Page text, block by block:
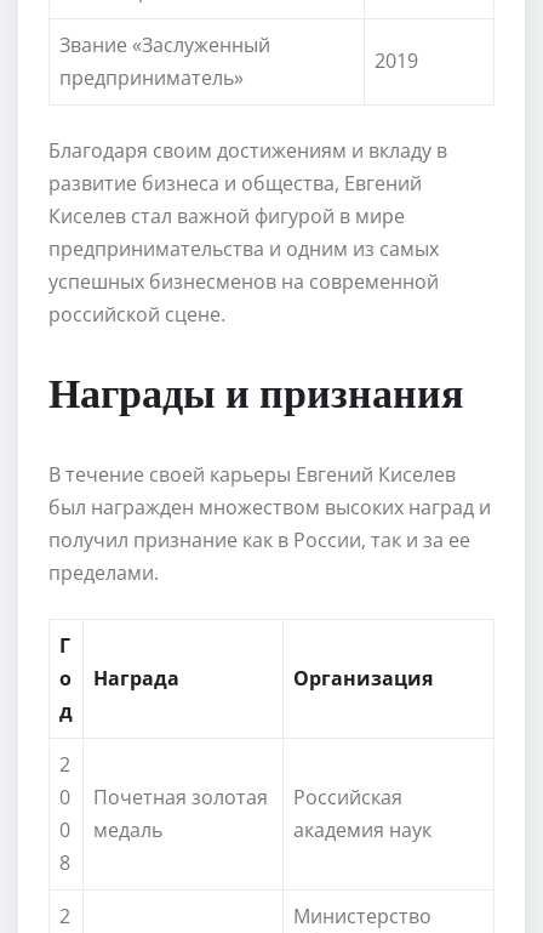
Звание «Заслуженный
предприниматель»
2019
Благодаря своим достижениям и вкладу в
развитие бизнеса и общества, Евгений
Киселев стал важной фигурой в мире
предпринимательства и одним из самых
успешных бизнесменов на современной
российской сцене.
Награды и признания
В течение своей карьеры Евгений Киселев
был награжден множеством высоких наград и
получил признание как в России, так и за ее
пределами.
Г
о
д
Награда Организация
2
0
0
8
Почетная золотая
медаль
Российская
академия наук
2
Министерство